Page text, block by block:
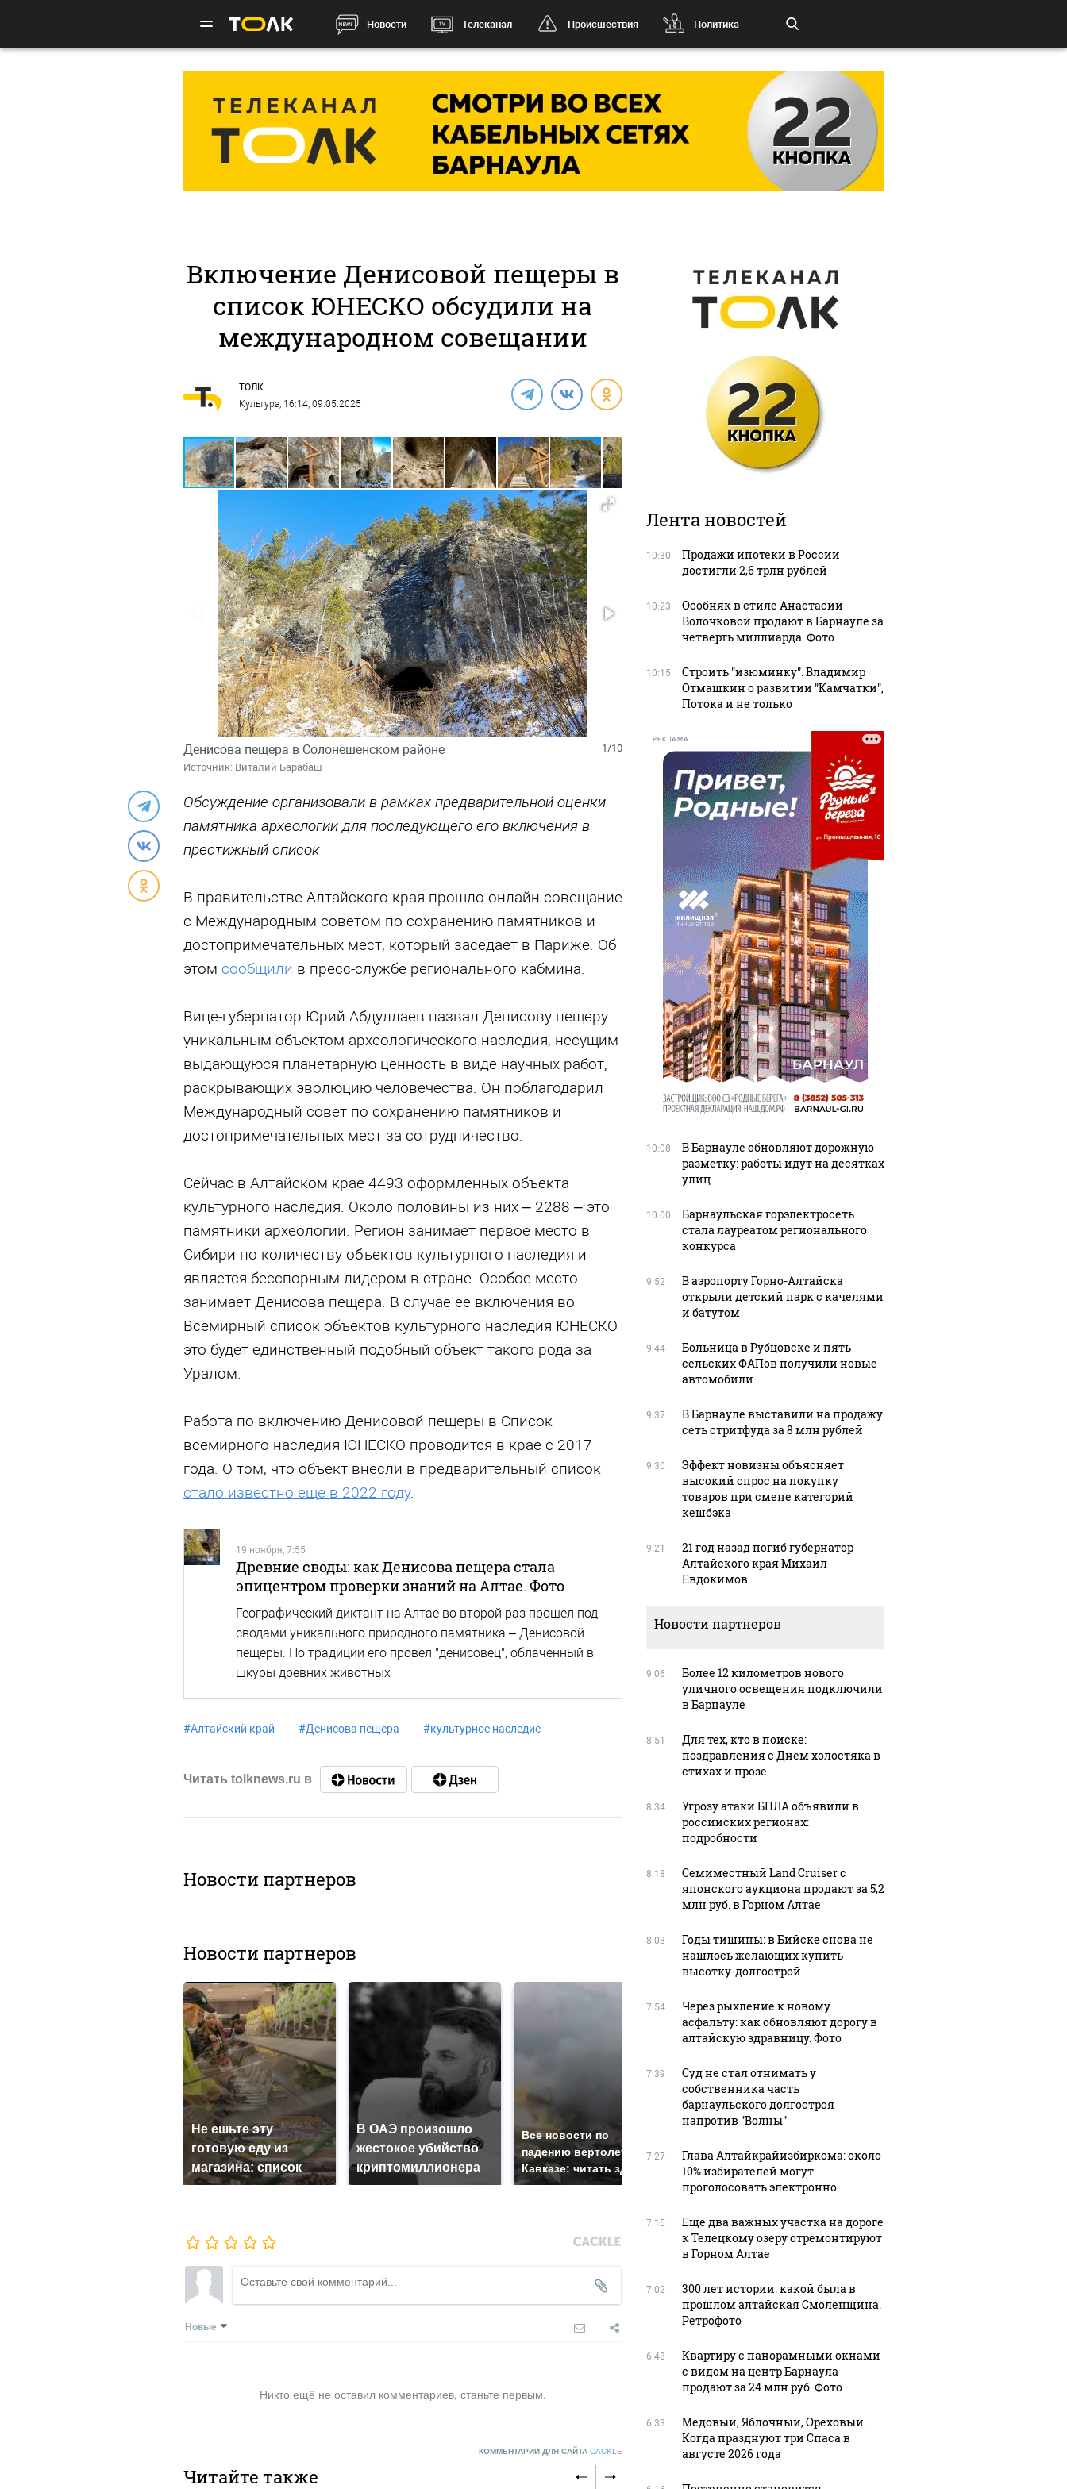
Новости Телеканал Происшествия Политика
Включение Денисовой пещеры в
список ЮНЕСКО обсудили на
международном совещании
ТОЛК
Культура, 16:14, 09.05.2025
1/10
Денисова пещера в Солонешенском районе
Источник: Виталий Барабаш
Обсуждение организовали в рамках предварительной оценки
памятника археологии для последующего его включения в
престижный список
В правительстве Алтайского края прошло онлайн-совещание
с Международным советом по сохранению памятников и
достопримечательных мест, который заседает в Париже. Об
этом сообщили в пресс-службе регионального кабмина.
Вице-губернатор Юрий Абдуллаев назвал Денисову пещеру
уникальным объектом археологического наследия, несущим
выдающуюся планетарную ценность в виде научных работ,
раскрывающих эволюцию человечества. Он поблагодарил
Международный совет по сохранению памятников и
достопримечательных мест за сотрудничество.
Сейчас в Алтайском крае 4493 оформленных объекта
культурного наследия. Около половины из них – 2288 – это
памятники археологии. Регион занимает первое место в
Сибири по количеству объектов культурного наследия и
является бесспорным лидером в стране. Особое место
занимает Денисова пещера. В случае ее включения во
Всемирный список объектов культурного наследия ЮНЕСКО
это будет единственный подобный объект такого рода за
Уралом.
Работа по включению Денисовой пещеры в Список
всемирного наследия ЮНЕСКО проводится в крае с 2017
года. О том, что объект внесли в предварительный список
стало известно еще в 2022 году.
19 ноября, 7:55
Древние своды: как Денисова пещера стала
эпицентром проверки знаний на Алтае. Фото
Географический диктант на Алтае во второй раз прошел под
сводами уникального природного памятника – Денисовой
пещеры. По традиции его провел "денисовец", облаченный в
шкуры древних животных
#Алтайский край #Денисова пещера #культурное наследие
Читать tolknews.ru в
Новости партнеров
Новости партнеров
Не ешьте эту
готовую еду из
магазина: список
В ОАЭ произошло
жестокое убийство
криптомиллионера
Все новости по
падению вертолета на
Кавказе: читать здесь
Таких событий не
было с 1945: чего
ждать всем нам?
ажиотаж из-за этого
Новые
Никто ещё не оставил комментариев, станьте первым.
КОММЕНТАРИИ ДЛЯ САЙТА CACKL E
Читайте также
Лента новостей
10:30
Продажи ипотеки в России
достигли 2,6 трлн рублей
10:23
Особняк в стиле Анастасии
Волочковой продают в Барнауле за
четверть миллиарда. Фото
10:15
Строить "изюминку". Владимир
Отмашкин о развитии "Камчатки",
Потока и не только
РЕКЛАМА
10:08
В Барнауле обновляют дорожную
разметку: работы идут на десятках
улиц
10:00
Барнаульская горэлектросеть
стала лауреатом регионального
конкурса
9:52
В аэропорту Горно-Алтайска
открыли детский парк с качелями
и батутом
9:44
Больница в Рубцовске и пять
сельских ФАПов получили новые
автомобили
9:37
В Барнауле выставили на продажу
сеть стритфуда за 8 млн рублей
9:30
Эффект новизны объясняет
высокий спрос на покупку
товаров при смене категорий
кешбэка
9:21
21 год назад погиб губернатор
Алтайского края Михаил
Евдокимов
Новости партнеров
9:06
Более 12 километров нового
уличного освещения подключили
в Барнауле
8:51
Для тех, кто в поиске:
поздравления с Днем холостяка в
стихах и прозе
8:34
Угрозу атаки БПЛА объявили в
российских регионах:
подробности
8:18
Семиместный Land Cruiser с
японского аукциона продают за 5,2
млн руб. в Горном Алтае
8:03
Годы тишины: в Бийске снова не
нашлось желающих купить
высотку-долгострой
7:54
Через рыхление к новому
асфальту: как обновляют дорогу в
алтайскую здравницу. Фото
7:39
Суд не стал отнимать у
собственника часть
барнаульского долгостроя
напротив "Волны"
7:27
Глава Алтайкрайизбиркома: около
10% избирателей могут
проголосовать электронно
7:15
Еще два важных участка на дороге
к Телецкому озеру отремонтируют
в Горном Алтае
7:02
300 лет истории: какой была в
прошлом алтайская Смоленщина.
Ретрофото
6:48
Квартиру с панорамными окнами
с видом на центр Барнаула
продают за 24 млн руб. Фото
6:33
Медовый, Яблочный, Ореховый.
Когда празднуют три Спаса в
августе 2026 года